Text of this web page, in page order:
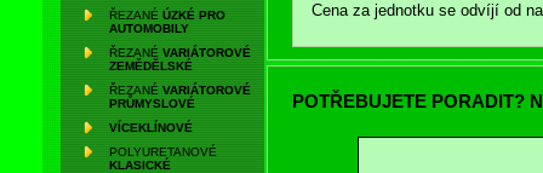
ŘEZANÉ ÚZKÉ PRO
AUTOMOBILY
ŘEZANÉ VARIÁTOROVÉ
ZEMĚDĚLSKÉ
ŘEZANÉ VARIÁTOROVÉ
PRŮMYSLOVÉ
VÍCEKLÍNOVÉ
POLYURETANOVÉ
KLASICKÉ
Cena za jednotku se odvíjí od
POTŘEBUJETE PORADIT?